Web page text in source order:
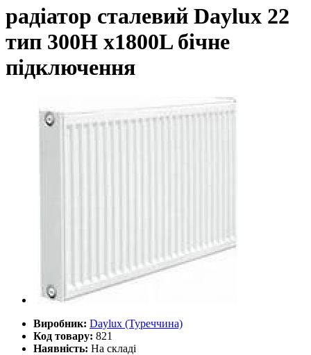
радіатор сталевий Daylux 22
тип 300H x1800L бічне
підключення
Виробник: Daylux (Туреччина)
Код товару: 821
Наявність: На складі